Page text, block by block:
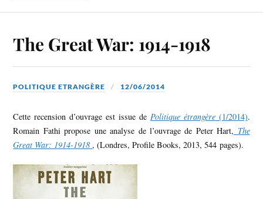
The Great War: 1914-1918
POLITIQUE ETRANGÈRE 12/06/2014
Cette recension d’ouvrage est issue de Politique étrangère(1/2014).
Romain Fathi propose une analyse de l’ouvrage de Peter Hart, The
Great War: 1914-1918 , (Londres, Profile Books, 2013, 544 pages).